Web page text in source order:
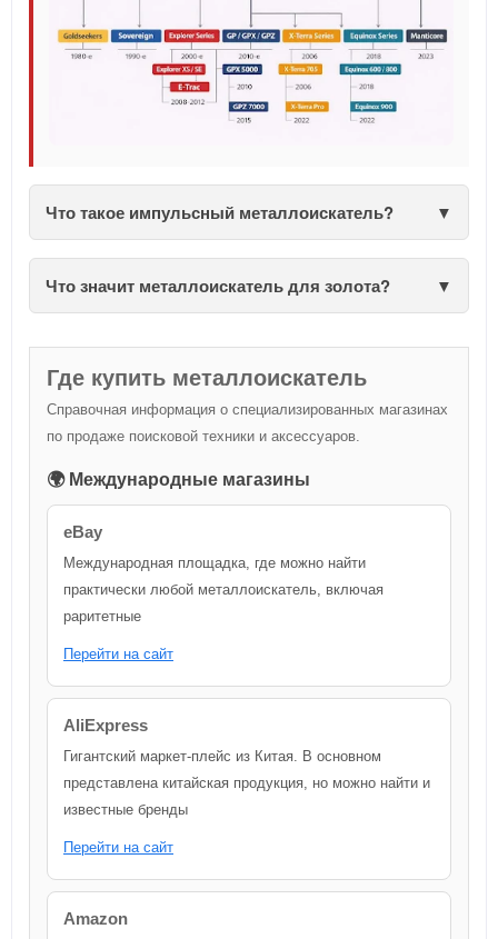
Что такое импульсный металлоискатель?
Что значит металлоискатель для золота?
Где купить металлоискатель
Справочная информация о специализированных магазинах
по продаже поисковой техники и аксессуаров.
🌍 Международные магазины
eBay
Международная площадка, где можно найти
практически любой металлоискатель, включая
раритетные
Перейти на сайт
AliExpress
Гигантский маркет-плейс из Китая. В основном
представлена китайская продукция, но можно найти и
известные бренды
Перейти на сайт
Amazon